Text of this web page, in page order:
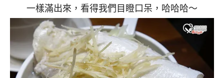
一樣滿出來，看得我們目瞪口呆，哈哈哈～